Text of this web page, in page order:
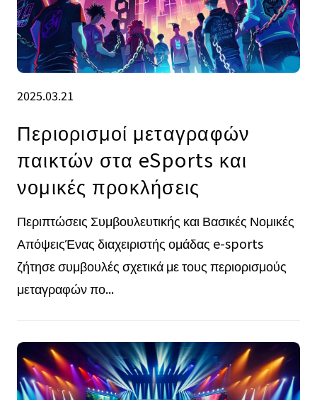
2025.03.21
Περιορισμοί μεταγραφών
παικτών στα eSports και
νομικές προκλήσεις
Περιπτώσεις Συμβουλευτικής και Βασικές Νομικές
ΑπόψειςΈνας διαχειριστής ομάδας e-sports
ζήτησε συμβουλές σχετικά με τους περιορισμούς
μεταγραφών πο...